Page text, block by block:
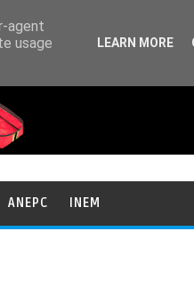
ANEPC INEM
agent
usage
LEARN MORE